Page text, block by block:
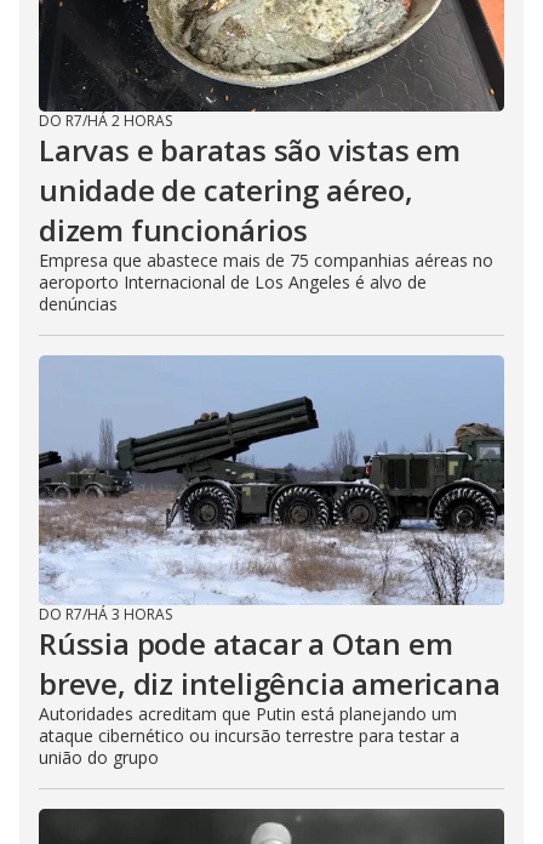
DO R7/HÁ 2 HORAS
Larvas e baratas são vistas em
unidade de catering aéreo,
dizem funcionários
Empresa que abastece mais de 75 companhias aéreas no
aeroporto Internacional de Los Angeles é alvo de
denúncias
DO R7/HÁ 3 HORAS
Rússia pode atacar a Otan em
breve, diz inteligência americana
Autoridades acreditam que Putin está planejando um
ataque cibernético ou incursão terrestre para testar a
união do grupo